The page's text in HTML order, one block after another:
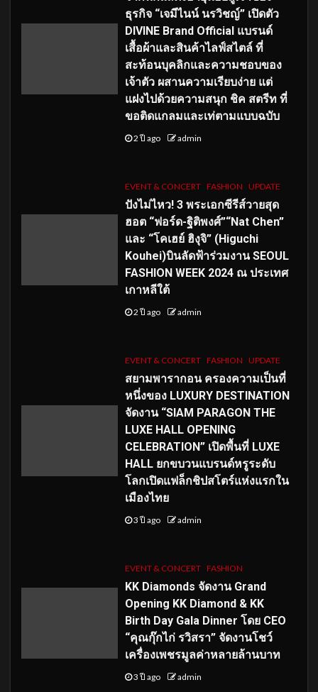
ธุรกิจ “เจมีไนน์ นรวิชญ์” เปิดตัว
DIVINE Brand Official แบรนด์
เสื้อผ้าและสินค้าไลฟ์สไตล์ ที่
สะท้อนบุคลิกและความชอบของ
เจ้าตัว ผสานความเรียบง่าย แต่
แฝงไปด้วยความสนุก ชิค สตรีท ที่
ขอติดแกลมและเท่ตามแบบฉบับ
2 ปี ago admin
EVENT & CONCERT FASHION UPDATE
ปังไม่ไหว! 3 พระเอกซีรีส์วายสุด
ฮอต “ฟอร์ด-ฐิติพงศ์”“Nat Chen”
และ “โคเฮย์ ฮิงุจิ” (Higuchi
Kouhei)บินลัดฟ้าร่วมงาน SEOUL
FASHION WEEK 2024 ณ ประเทศ
เกาหลีใต้
2 ปี ago admin
EVENT & CONCERT FASHION UPDATE
สยามพารากอน ครองความเป็นที่
หนึ่งของ LUXURY DESTINATION
จัดงาน “SIAM PARAGON THE
LUXE HALL OPENING
CELEBRATION” เปิดพื้นที่ LUXE
HALL ยกขบวนแบรนด์หรูระดับ
โลกเปิดแฟล็กชิปสโตร์แห่งแรกใน
เมืองไทย
3 ปี ago admin
EVENT & CONCERT FASHION
KK Diamonds จัดงาน Grand
Opening KK Diamond & KK
Birth Day Gala Dinner โดย CEO
“คุณกุ๊กไก่ รวิสรา” จัดงานโชว์
เครื่องเพชรมูลค่าหลายล้านบาท
3 ปี ago admin